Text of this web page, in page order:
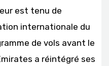
est tenu de
internationale du
de vols avant le
a réintégré ses